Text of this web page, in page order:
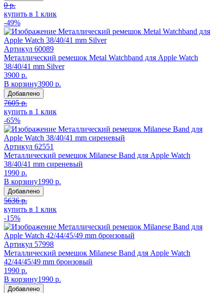
0 р.
купить в 1 клик
-49%
Артикул 60089
Металлический ремешок Metal Watchband для Apple Watch
38/40/41 mm Silver
3900 р.
В корзину3900 р.
Добавлено
7605 р.
купить в 1 клик
-65%
Артикул 62551
Металлический ремешок Milanese Band для Apple Watch
38/40/41 mm сиреневый
1990 р.
В корзину1990 р.
Добавлено
5636 р.
купить в 1 клик
-15%
Артикул 57998
Металлический ремешок Milanese Band для Apple Watch
42/44/45/49 mm бронзовый
1990 р.
В корзину1990 р.
Добавлено